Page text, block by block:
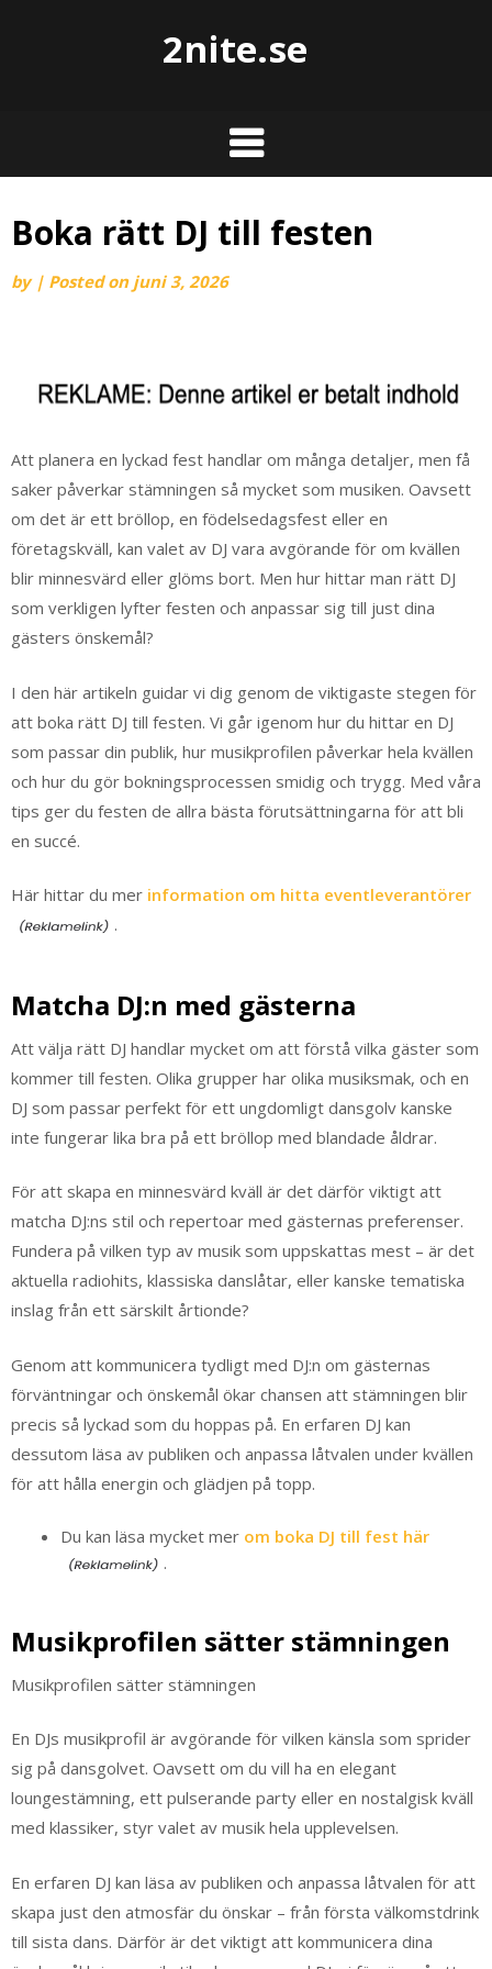
2nite.se
Boka rätt DJ till festen
by | Posted on juni 3, 2026
Att planera en lyckad fest handlar om många detaljer, men få
saker påverkar stämningen så mycket som musiken. Oavsett
om det är ett bröllop, en födelsedagsfest eller en
företagskväll, kan valet av DJ vara avgörande för om kvällen
blir minnesvärd eller glöms bort. Men hur hittar man rätt DJ
som verkligen lyfter festen och anpassar sig till just dina
gästers önskemål?
I den här artikeln guidar vi dig genom de viktigaste stegen för
att boka rätt DJ till festen. Vi går igenom hur du hittar en DJ
som passar din publik, hur musikprofilen påverkar hela kvällen
och hur du gör bokningsprocessen smidig och trygg. Med våra
tips ger du festen de allra bästa förutsättningarna för att bli
en succé.
Här hittar du mer information om hitta eventleverantörer
.
Matcha DJ:n med gästerna
Att välja rätt DJ handlar mycket om att förstå vilka gäster som
kommer till festen. Olika grupper har olika musiksmak, och en
DJ som passar perfekt för ett ungdomligt dansgolv kanske
inte fungerar lika bra på ett bröllop med blandade åldrar.
För att skapa en minnesvärd kväll är det därför viktigt att
matcha DJ:ns stil och repertoar med gästernas preferenser.
Fundera på vilken typ av musik som uppskattas mest – är det
aktuella radiohits, klassiska danslåtar, eller kanske tematiska
inslag från ett särskilt årtionde?
Genom att kommunicera tydligt med DJ:n om gästernas
förväntningar och önskemål ökar chansen att stämningen blir
precis så lyckad som du hoppas på. En erfaren DJ kan
dessutom läsa av publiken och anpassa låtvalen under kvällen
för att hålla energin och glädjen på topp.
Du kan läsa mycket mer om boka DJ till fest här
.
Musikprofilen sätter stämningen
Musikprofilen sätter stämningen
En DJs musikprofil är avgörande för vilken känsla som sprider
sig på dansgolvet. Oavsett om du vill ha en elegant
loungestämning, ett pulserande party eller en nostalgisk kväll
med klassiker, styr valet av musik hela upplevelsen.
En erfaren DJ kan läsa av publiken och anpassa låtvalen för att
skapa just den atmosfär du önskar – från första välkomstdrink
till sista dans. Därför är det viktigt att kommunicera dina